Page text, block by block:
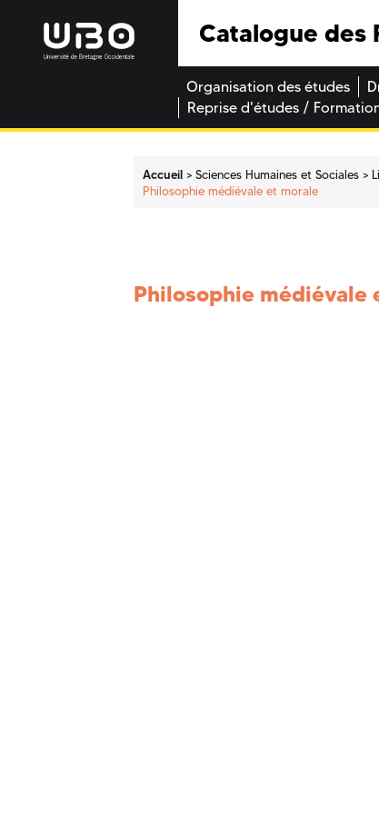
Catalogue des
Organisation des études
Reprise d'études /
Accueil Sciences Humaines et Sociales
Philosophie médiévale et morale
Philosophie médiévale